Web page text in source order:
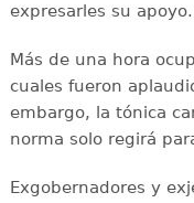
expresarles su apoyo.
Más de una hora
cuales fueron
embargo, la tónica
norma solo regirá
Exgobernadores y